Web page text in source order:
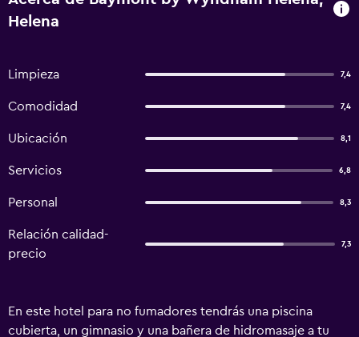
Helena
Limpieza 7,4
Comodidad 7,4
Ubicación 8,1
Servicios 6,8
Personal 8,3
Relación calidad-
precio
7,3
En este hotel para no fumadores tendrás una piscina
cubierta, un gimnasio y una bañera de hidromasaje a tu